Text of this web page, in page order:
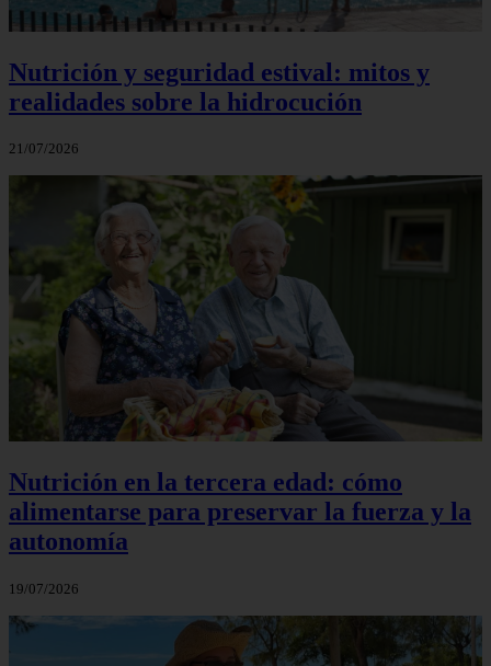
Nutrición y seguridad estival: mitos y
realidades sobre la hidrocución
21/07/2026
Nutrición en la tercera edad: cómo
alimentarse para preservar la fuerza y la
autonomía
19/07/2026